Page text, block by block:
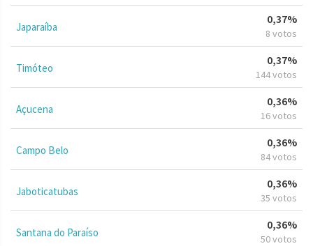
Japaraíba
0,37%
8 votos
Timóteo
0,37%
144 votos
Açucena
0,36%
16 votos
Campo Belo
0,36%
84 votos
Jaboticatubas
0,36%
35 votos
Santana do Paraíso
0,36%
50 votos